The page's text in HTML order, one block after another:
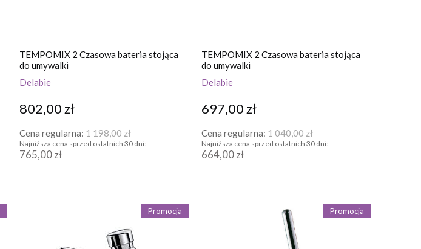
TEMPOMIX 2 Czasowa bateria stojąca
do umywalki
Delabie
802,00 zł
Cena regularna: 1 198,00 zł
Najniższa cena sprzed ostatnich 30 dni:
765,00 zł
TEMPOMIX 2 Czasowa bateria stojąca
do umywalki
Delabie
697,00 zł
Cena regularna: 1 040,00 zł
Najniższa cena sprzed ostatnich 30 dni:
664,00 zł
Promocja Promocja